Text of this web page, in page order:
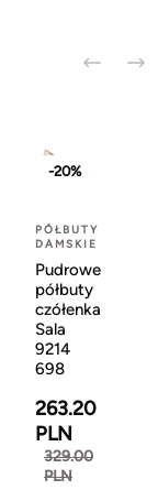
-20%
PÓŁBUTY
DAMSKIE
Pudrowe
półbuty
czółenka
Sala
9214
698
263.20
PLN
329.00
PLN